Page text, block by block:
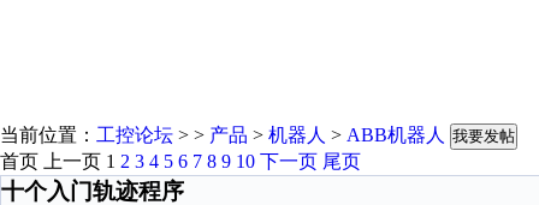
当前位置： 工控论坛 > > 产品 > 机器人 > ABB机器人 我要发帖
首页 上一页 1 2 3 4 5 6 7 8 9 10 下一页 尾页
十个入门轨迹程序